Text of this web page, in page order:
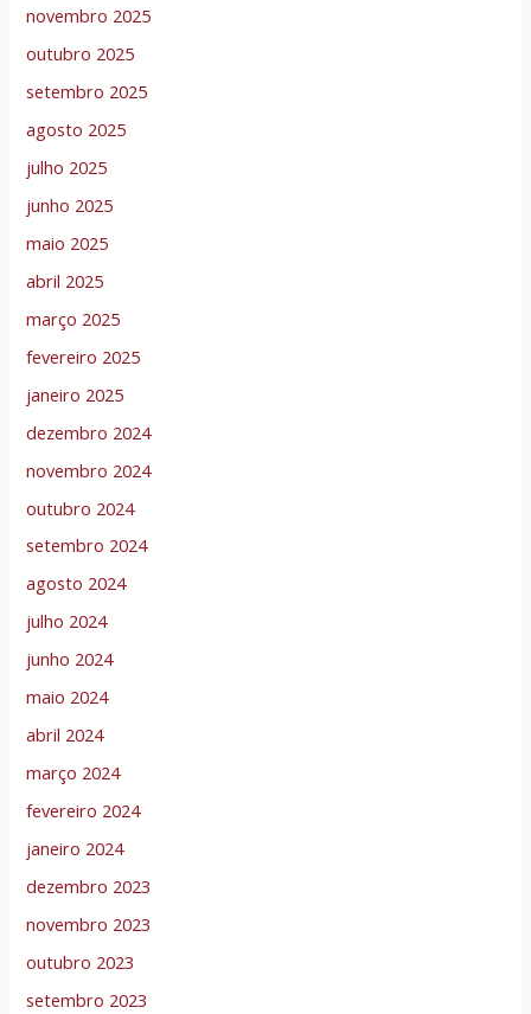
novembro 2025
outubro 2025
setembro 2025
agosto 2025
julho 2025
junho 2025
maio 2025
abril 2025
março 2025
fevereiro 2025
janeiro 2025
dezembro 2024
novembro 2024
outubro 2024
setembro 2024
agosto 2024
julho 2024
junho 2024
maio 2024
abril 2024
março 2024
fevereiro 2024
janeiro 2024
dezembro 2023
novembro 2023
outubro 2023
setembro 2023